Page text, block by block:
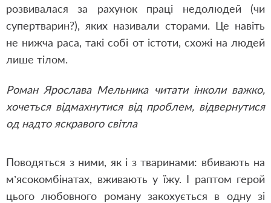
розвивалася за рахунок праці недолюдей (чи
супертварин?), яких називали сторами. Це навіть
не нижча раса, такі собі от істоти, схожі на людей
лише тілом.
Роман Ярослава Мельника читати інколи важко,
хочеться відмахнутися від проблем, відвернутися
од надто яскравого світла
Поводяться з ними, як і з тваринами: вбивають на
м’ясокомбінатах, вживають у їжу. І раптом герой
цього любовного роману закохується в одну зі